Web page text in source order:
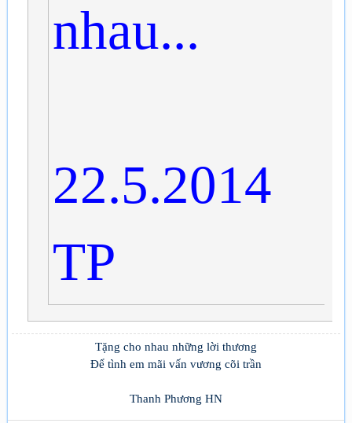
nhau...
22.5.2014
TP
Tặng cho nhau những lời thương
Để tình em mãi vấn vương cõi trần
Thanh Phương HN